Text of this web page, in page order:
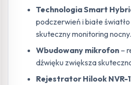
Technologia Smart
podczerwień i białe
skuteczny monitoring nocny.
Wbudowany mikrofon –
dźwięku zwiększa
Rejestrator Hilook NVR-